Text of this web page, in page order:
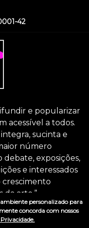
42
e popularizar
acessível a todos.
sucinta e
número
debate, exposições,
e interessados
da arte.”
personalizado para
concorda com nossos